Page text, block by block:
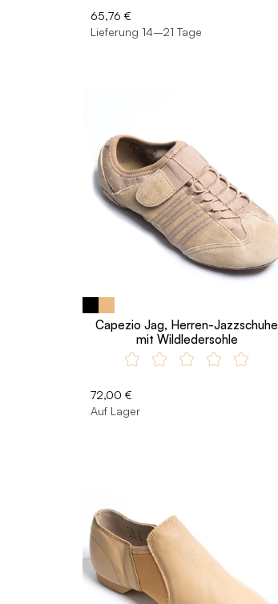
65,76 €
Lieferung 14–21 Tage
Capezio Jag, Herren-Jazzschuhe
mit Wildledersohle
72,00 €
Auf Lager